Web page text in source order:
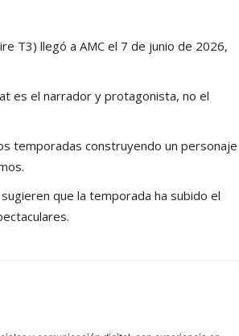
T3) llegó a AMC el 7 de junio de 2026,
es el narrador y protagonista, no el
temporadas construyendo un personaje
que la temporada ha subido el